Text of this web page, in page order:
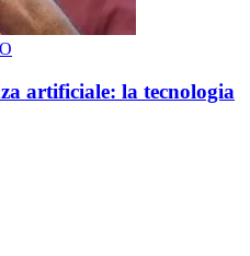
artificiale: la tecnologia